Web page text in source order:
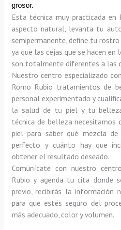
grosor.
Esta técnica muy practicada
aspecto natural, levanta tu
semipermanente, define tu
ya que las cejas que se hacen
son totalmente diferentes a las
Nuestro centro especializado
Romo Rubio tratamientos de
personal experimentado y
la salud de tu piel y tu
técnica de belleza necesitamos
piel para saber qué mezcla
perfecto y cuánto hay que
obtener el resultado deseado.
Comunícate con nuestro
Rubio y agenda tu cita donde
previo, recibirás la información
para que estés seguro del
más adecuado, color y volumen.